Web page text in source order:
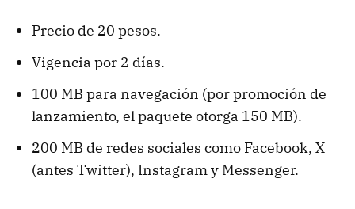
Precio de 20 pesos.
Vigencia por 2 días.
100 MB para navegación (por promoción de
lanzamiento, el paquete otorga 150 MB).
200 MB de redes sociales como Facebook, X
(antes Twitter), Instagram y Messenger.